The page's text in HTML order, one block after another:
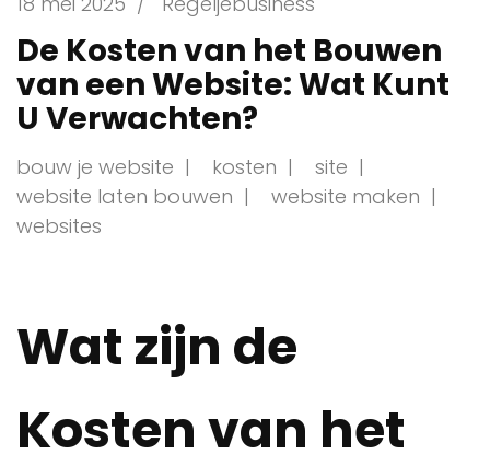
De Kosten van het Bouwen
van een Website: Wat Kunt
U Verwachten?
bouw je website kosten
site
website laten bouwen
website maken
websites
Wat zijn de
Kosten van het